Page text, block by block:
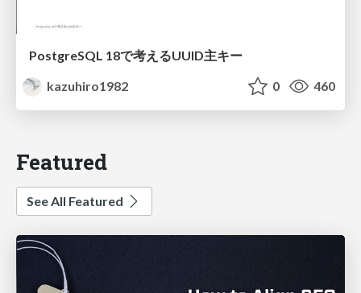
PostgreSQL 18で考えるUUID主キー
kazuhiro1982
0 460
Featured
See All Featured